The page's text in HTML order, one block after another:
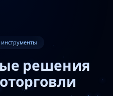
решения